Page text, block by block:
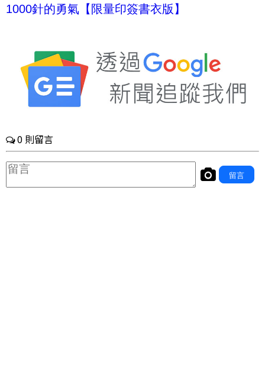
1000針的勇氣【限量印簽書衣版】